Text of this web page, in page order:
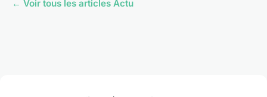
← Voir tous les articles Actu